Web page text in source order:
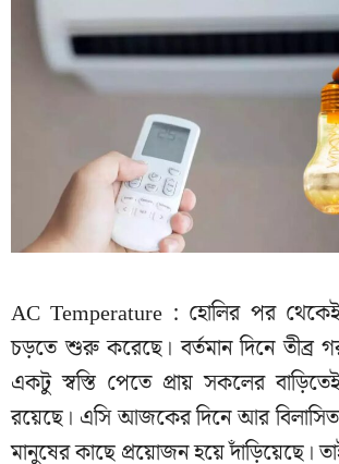
AC Temperature : হোলির পর থেকেই
চড়তে শুরু করেছে। বর্তমান দিনে তীব্র
একটু স্বস্তি পেতে প্রায় সকলের
রয়েছে। এসি আজকের দিনে আর
মানুষের কাছে প্রয়োজন হয়ে দাঁড়িয়েছে।